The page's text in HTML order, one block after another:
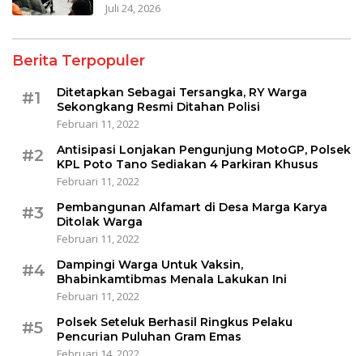
Juli 24, 2026
Berita Terpopuler
#1
Ditetapkan Sebagai Tersangka, RY Warga
Sekongkang Resmi Ditahan Polisi
Februari 11, 2022
#2
Antisipasi Lonjakan Pengunjung MotoGP, Polsek
KPL Poto Tano Sediakan 4 Parkiran Khusus
Februari 11, 2022
#3
Pembangunan Alfamart di Desa Marga Karya
Ditolak Warga
Februari 11, 2022
#4
Dampingi Warga Untuk Vaksin,
Bhabinkamtibmas Menala Lakukan Ini
Februari 11, 2022
#5
Polsek Seteluk Berhasil Ringkus Pelaku
Pencurian Puluhan Gram Emas